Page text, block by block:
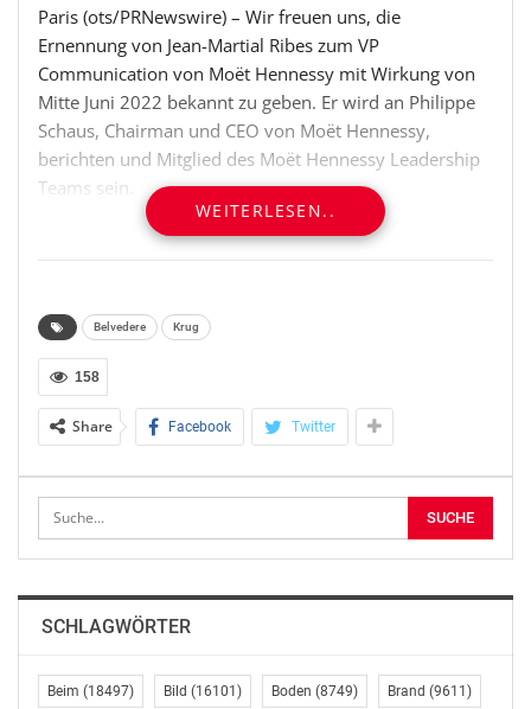
Paris (ots/PRNewswire) – Wir freuen uns, die
Ernennung von Jean-Martial Ribes zum VP
Communication von Moët Hennessy mit Wirkung von
Mitte Juni 2022 bekannt zu geben. Er wird an Philippe
Schaus, Chairman und CEO von Moët Hennessy,
berichten und Mitglied des Moët Hennessy Leadership
Teams sein.
In seiner neuen Rolle bei Moët Hennessy wird Jean-
von Anne-Catherine Grimal geleitet wird, sowie die
funktionale Leitung der gesamten
Kommunikationsleiter in unseren Maisons und in
unseren Regionen und Märkten.
„Ich freue mich, Jean-Martial bei Moët Hennessy
begrüßen zu dürfen. Er wird uns dabei helfen,
außergewöhnliche Erlebnisse und
Kommunikationsstrategien für Moët Hennessy und
entwickeln. Ich möchte auch Anne-Catherine für all die
Durchführung außergewöhnlicher Veranstaltungen, die
bei unseren eigenen Teams, Partnern und Kunden
WEITERLESEN..
Belvedere Krug
158
Share Facebook Twitter
SCHLAGWÖRTER
Beim (18497) Bild (16101) Boden (8749) Brand (9611)